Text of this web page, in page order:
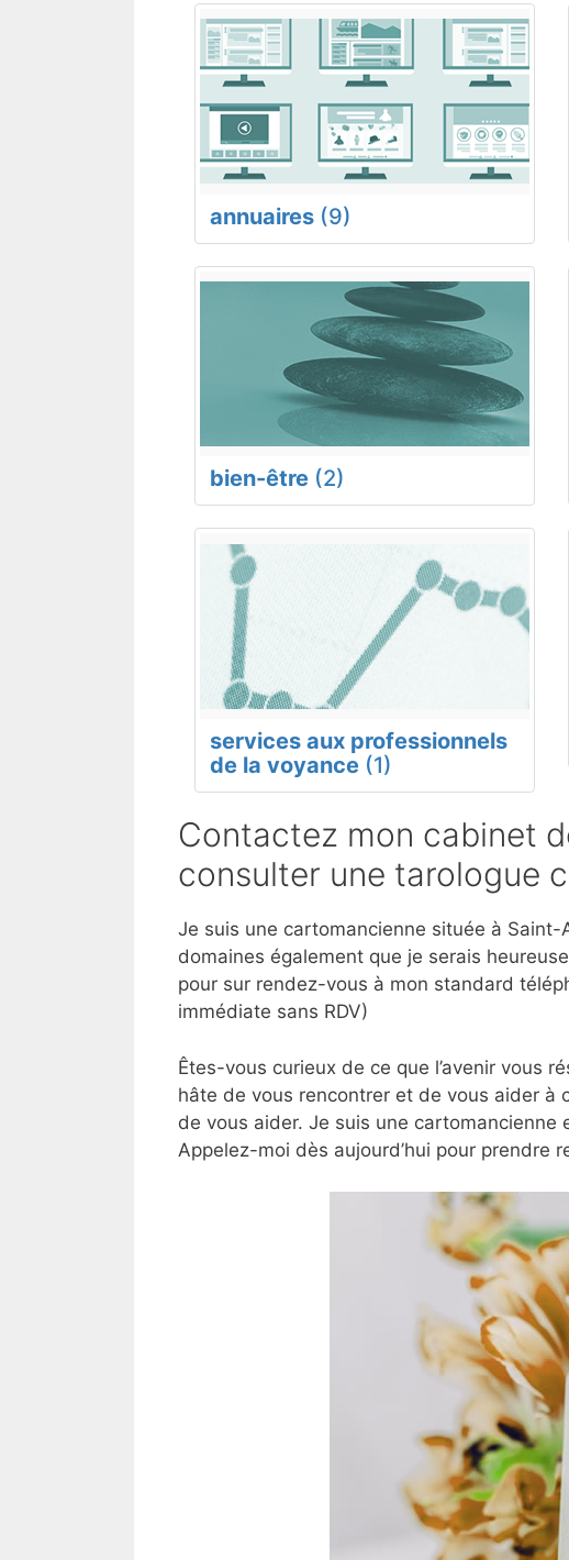
annuaires (9)
bien-être (2)
services aux professionnels
de la voyance (1)
Contactez mon cabinet
consulter une tarologue
Je suis une cartomancienne située à
domaines également que je serais
pour sur rendez-vous à mon standard
immédiate sans RDV)
Êtes-vous curieux de ce que l’avenir vous
hâte de vous rencontrer et de vous aider à
de vous aider. Je suis une
Appelez-moi dès aujourd’hui pour prendre